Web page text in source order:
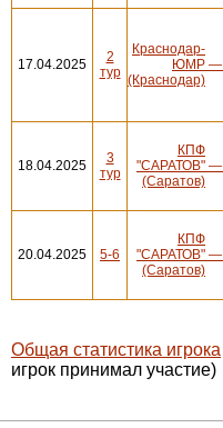
17.04.2025
2
тур
Краснодар-
ЮМР
(Краснодар)
—
18.04.2025
3
тур
КПФ
"САРАТОВ"
(Саратов)
—
20.04.2025 5-6
КПФ
"САРАТОВ"
(Саратов)
—
Общая статистика игрока
игрок принимал участие)